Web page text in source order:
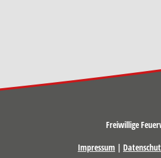
Freiwillige
Impressum |